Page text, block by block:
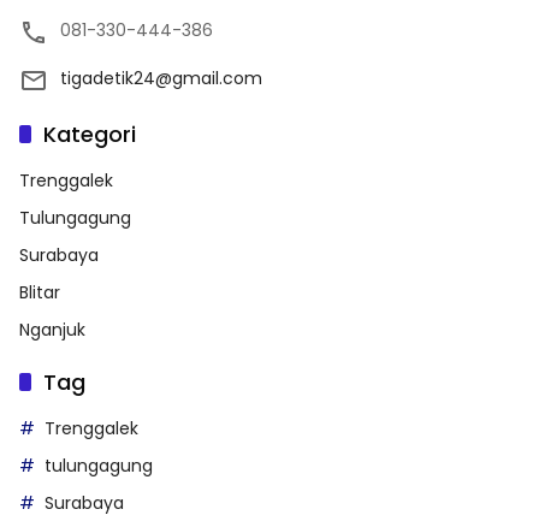
081-330-444-386
tigadetik24@gmail.com
Kategori
Trenggalek
Tulungagung
Surabaya
Blitar
Nganjuk
Tag
Trenggalek
tulungagung
Surabaya